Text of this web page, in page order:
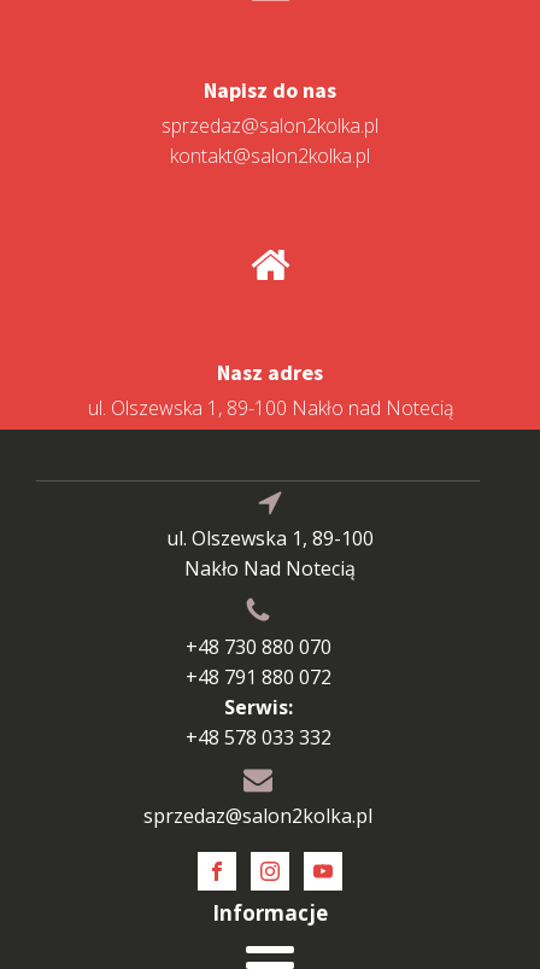
Napisz do nas
sprzedaz@salon2kolka.pl
kontakt@salon2kolka.pl
Nasz adres
ul. Olszewska 1, 89-100 Nakło nad Notecią
ul. Olszewska 1, 89-100
Nakło Nad Notecią
+48 730 880 070
+48 791 880 072
Serwis:
+48 578 033 332
sprzedaz@salon2kolka.pl
Informacje